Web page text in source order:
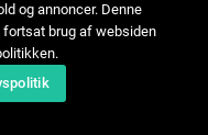
og annoncer. Denne
fortsat brug af websiden